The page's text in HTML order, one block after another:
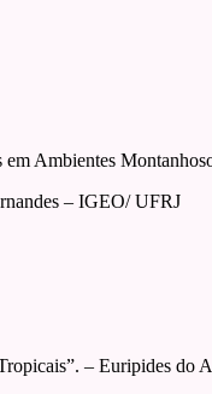
Ambientes
– IGEO/ UFRJ
– Euripides do